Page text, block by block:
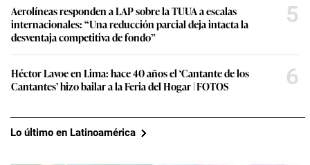
Aerolíneas responden a LAP sobre la TUUA a escalas
internacionales: “Una reducción parcial deja intacta la
desventaja competitiva de fondo”
5
Héctor Lavoe en Lima: hace 40 años el ‘Cantante de los
Cantantes’ hizo bailar a la Feria del Hogar | FOTOS
6
Lo último en Latinoamérica